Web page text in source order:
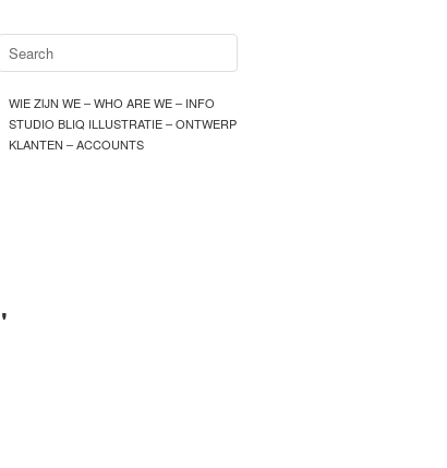
WIE ZIJN WE – WHO ARE WE – INFO
STUDIO BLIQ ILLUSTRATIE – ONTWERP
KLANTEN – ACCOUNTS
'